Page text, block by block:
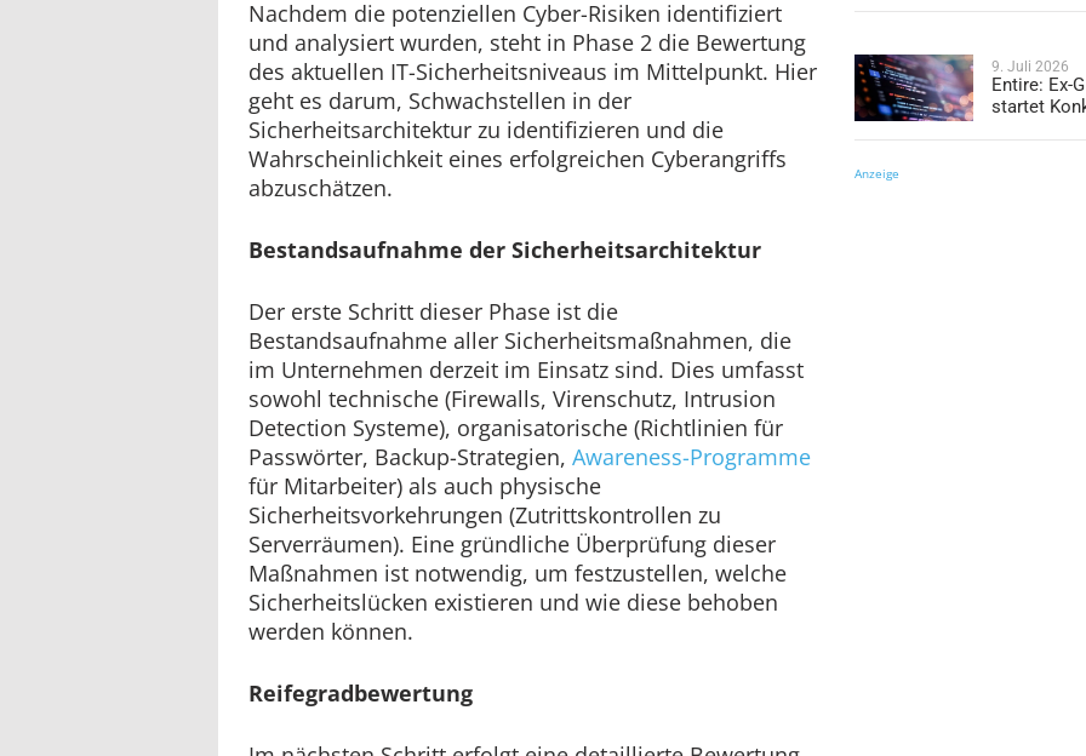
Nachdem die potenziellen Cyber-Risiken identifiziert
und analysiert wurden, steht in Phase 2 die Bewertung
des aktuellen IT-Sicherheitsniveaus im Mittelpunkt. Hier
geht es darum, Schwachstellen in der
Sicherheitsarchitektur zu identifizieren und die
Wahrscheinlichkeit eines erfolgreichen Cyberangriffs
abzuschätzen.
Bestandsaufnahme der Sicherheitsarchitektur
Der erste Schritt dieser Phase ist die
Bestandsaufnahme aller Sicherheitsmaßnahmen, die
im Unternehmen derzeit im Einsatz sind. Dies umfasst
sowohl technische (Firewalls, Virenschutz, Intrusion
Detection Systeme), organisatorische (Richtlinien für
Passwörter, Backup-Strategien, Awareness-Programme
für Mitarbeiter) als auch physische
Sicherheitsvorkehrungen (Zutrittskontrollen zu
Serverräumen). Eine gründliche Überprüfung dieser
Maßnahmen ist notwendig, um festzustellen, welche
Sicherheitslücken existieren und wie diese behoben
werden können.
Reifegradbewertung
9. Juli 2026
Entire: Ex-
startet
Anzeige